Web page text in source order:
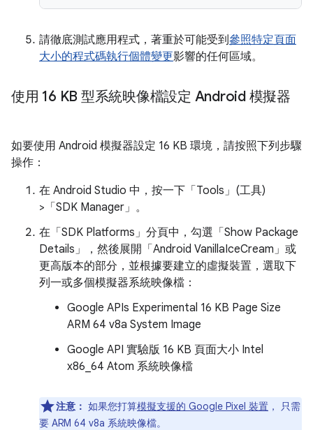
請徹底測試應用程式，著重於可能受到參照特定頁面
大小的程式碼執行個體變更影響的任何區域。
使用 16 KB 型系統映像檔設定 Android 模擬器
如要使用 Android 模擬器設定 16 KB 環境，請按照下列步驟
操作：
在 Android Studio 中，按一下「Tools」(工具)
>「SDK Manager」。
在「SDK Platforms」 分頁中，勾選「Show Package
Details」
，然後展開「Android VanillaIceCream」 或
更高版本的部分，並根據要建立的虛擬裝置，選取下
列一或多個模擬器系統映像檔：
Google APIs Experimental 16 KB Page Size
ARM 64 v8a System Image
Google API 實驗版 16 KB 頁面大小 Intel
x86_64 Atom 系統映像檔
注意： 如果您打算模擬支援的 Google Pixel 裝置 ， 只需
要 ARM 64 v8a 系統映像檔。